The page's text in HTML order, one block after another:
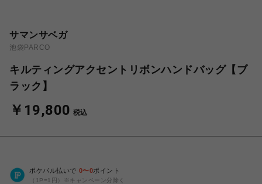
サマンサベガ
池袋PARCO
キルティングアクセントリボンハンドバッグ【ブ
ラック】
￥19,800 税込
ポケパル払いで 0〜0ポイント
（1P=1円）※キャンペーン分除く